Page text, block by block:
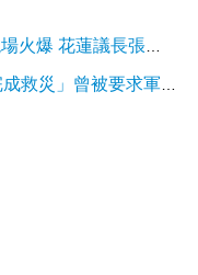
議長張峻踢桌怒嗆沒通知
無理要求！獨家揭露與徐榛蔚溝通過程！【齊有此理】